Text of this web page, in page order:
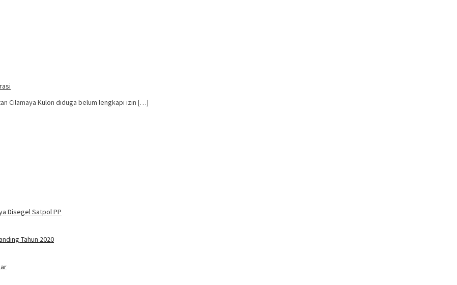
Cilamaya Kulon diduga belum lengkapi izin […]
Disegel Satpol PP
Tahun 2020